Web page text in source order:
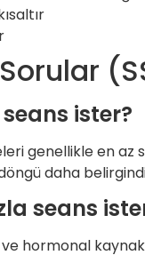
ister?
genellikle en az
daha
seans
hormonal